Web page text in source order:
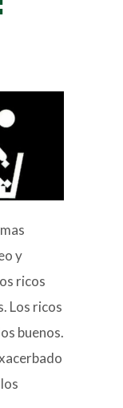
y
ricos
Los ricos
buenos.